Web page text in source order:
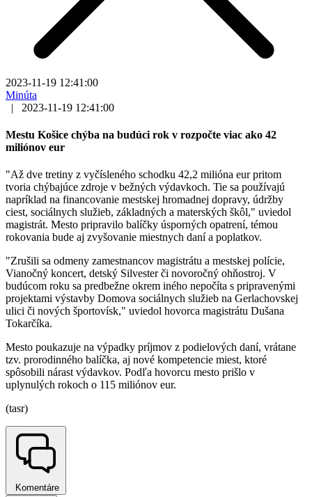
2023-11-19 12:41:00
Minúta
|
2023-11-19 12:41:00
Mestu Košice chýba na budúci rok v rozpočte viac ako 42
miliónov eur
"Až dve tretiny z vyčísleného schodku 42,2 milióna eur pritom
tvoria chýbajúce zdroje v bežných výdavkoch. Tie sa používajú
napríklad na financovanie mestskej hromadnej dopravy, údržby
ciest, sociálnych služieb, základných a materských škôl," uviedol
magistrát. Mesto pripravilo balíčky úsporných opatrení, témou
rokovania bude aj zvyšovanie miestnych daní a poplatkov.
"Zrušili sa odmeny zamestnancov magistrátu a mestskej polície,
Vianočný koncert, detský Silvester či novoročný ohňostroj. V
budúcom roku sa predbežne okrem iného nepočíta s pripravenými
projektami výstavby Domova sociálnych služieb na Gerlachovskej
ulici či nových športovísk," uviedol hovorca magistrátu Dušana
Tokarčíka.
Mesto poukazuje na výpadky príjmov z podielových daní, vrátane
tzv. prorodinného balíčka, aj nové kompetencie miest, ktoré
spôsobili nárast výdavkov. Podľa hovorcu mesto prišlo v
uplynulých rokoch o 115 miliónov eur.
(tasr)
Komentáre